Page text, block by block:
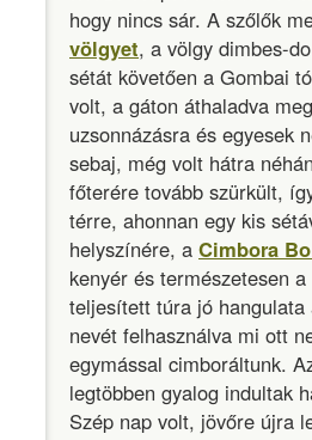
hogy nincs sár. A szőlők
völgyet, a völgy dimbes-
sétát követően a Gombai
volt, a gáton áthaladva
uzsonnázásra és egyesek
sebaj, még volt hátra
főterére tovább szürkült,
térre, ahonnan egy kis
helyszínére, a Cimbora
kenyér és természetesen
teljesített túra jó
nevét felhasználva mi ott
egymással cimboráltunk.
legtöbben gyalog indultak
Szép nap volt, jövőre újra